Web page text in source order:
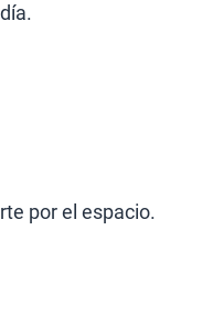
por el espacio.